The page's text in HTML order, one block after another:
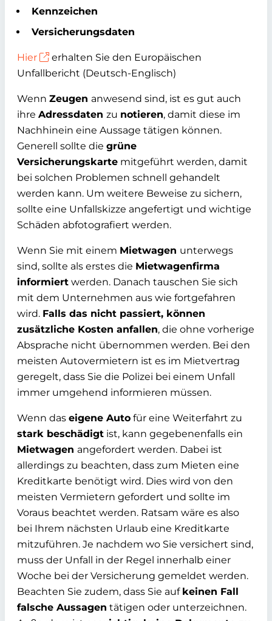
Kennzeichen
Versicherungsdaten
Hier
erhalten Sie den Europäischen
Unfallbericht (Deutsch-Englisch)
Wenn Zeugen anwesend sind, ist es gut auch
ihre Adressdaten zu notieren, damit diese im
Nachhinein eine Aussage tätigen können.
Generell sollte die grüne
Versicherungskarte mitgeführt werden, damit
bei solchen Problemen schnell gehandelt
werden kann. Um weitere Beweise zu sichern,
sollte eine Unfallskizze angefertigt und wichtige
Schäden abfotografiert werden.
Wenn Sie mit einem Mietwagen unterwegs
sind, sollte als erstes die Mietwagenfirma
informiert werden. Danach tauschen Sie sich
mit dem Unternehmen aus wie fortgefahren
wird. Falls das nicht passiert, können
zusätzliche Kosten anfallen, die ohne vorherige
Absprache nicht übernommen werden. Bei den
meisten Autovermietern ist es im Mietvertrag
geregelt, dass Sie die Polizei bei einem Unfall
immer umgehend informieren müssen.
Wenn das eigene Auto für eine Weiterfahrt zu
stark beschädigt ist, kann gegebenenfalls ein
Mietwagen angefordert werden. Dabei ist
allerdings zu beachten, dass zum Mieten eine
Kreditkarte benötigt wird. Dies wird von den
meisten Vermietern gefordert und sollte im
Voraus beachtet werden. Ratsam wäre es also
bei Ihrem nächsten Urlaub eine Kreditkarte
mitzuführen. Je nachdem wo Sie versichert sind,
muss der Unfall in der Regel innerhalb einer
Woche bei der Versicherung gemeldet werden.
Beachten Sie zudem, dass Sie auf keinen Fall
falsche Aussagen tätigen oder unterzeichnen.